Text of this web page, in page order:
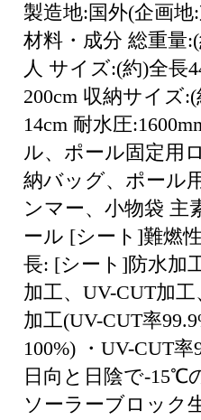
製造地:国外(企画
材料・成分 総重量
人 サイズ:(約)全長
200cm 収納サイズ
14cm 耐水圧
ル、ポール固定用
納バッグ、ポール
ンマー、小物袋 主
ール [シート]難燃
長: [シート]防水加
加工、UV-CUT加
加工(UV-CUT率
100%) ・UV-CUT
日向と日陰で-15℃
ソーラーブロック